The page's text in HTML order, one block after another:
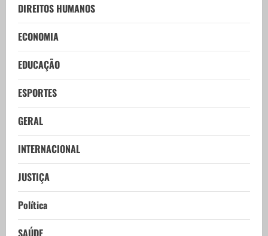
DIREITOS HUMANOS
ECONOMIA
EDUCAÇÃO
ESPORTES
GERAL
INTERNACIONAL
JUSTIÇA
Política
SAÚDE